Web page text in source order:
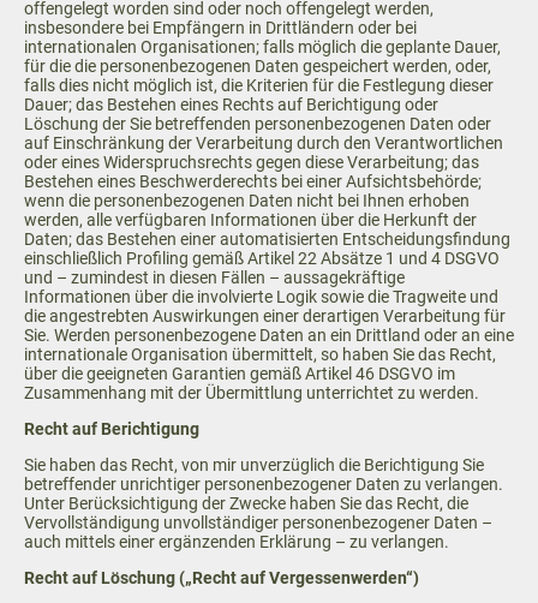
offengelegt worden sind oder noch offengelegt werden,
insbesondere bei Empfängern in Drittländern oder bei
internationalen Organisationen; falls möglich die geplante Dauer,
für die die personenbezogenen Daten gespeichert werden, oder,
falls dies nicht möglich ist, die Kriterien für die Festlegung dieser
Dauer; das Bestehen eines Rechts auf Berichtigung oder
Löschung der Sie betreffenden personenbezogenen Daten oder
auf Einschränkung der Verarbeitung durch den Verantwortlichen
oder eines Widerspruchsrechts gegen diese Verarbeitung; das
Bestehen eines Beschwerderechts bei einer Aufsichtsbehörde;
wenn die personenbezogenen Daten nicht bei Ihnen erhoben
werden, alle verfügbaren Informationen über die Herkunft der
Daten; das Bestehen einer automatisierten Entscheidungsfindung
einschließlich Profiling gemäß Artikel 22 Absätze 1 und 4 DSGVO
und – zumindest in diesen Fällen – aussagekräftige
Informationen über die involvierte Logik sowie die Tragweite und
die angestrebten Auswirkungen einer derartigen Verarbeitung für
Sie. Werden personenbezogene Daten an ein Drittland oder an eine
internationale Organisation übermittelt, so haben Sie das Recht,
über die geeigneten Garantien gemäß Artikel 46 DSGVO im
Zusammenhang mit der Übermittlung unterrichtet zu werden.
Recht auf Berichtigung
Sie haben das Recht, von mir unverzüglich die Berichtigung Sie
betreffender unrichtiger personenbezogener Daten zu verlangen.
Unter Berücksichtigung der Zwecke haben Sie das Recht, die
Vervollständigung unvollständiger personenbezogener Daten –
auch mittels einer ergänzenden Erklärung – zu verlangen.
Recht auf Löschung („Recht auf Vergessenwerden“)